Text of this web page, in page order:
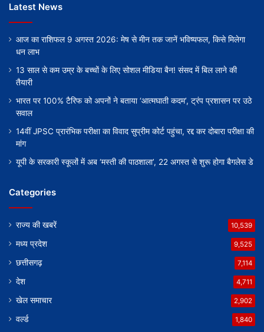
Latest News
आज का राशिफल 9 अगस्त 2026: मेष से मीन तक जानें भविष्यफल, किसे मिलेगा
धन लाभ
13 साल से कम उम्र के बच्चों के लिए सोशल मीडिया बैन! संसद में बिल लाने की
तैयारी
भारत पर 100% टैरिफ को अपनों ने बताया ‘आत्मघाती कदम’, ट्रंप प्रशासन पर उठे
सवाल
14वीं JPSC प्रारंभिक परीक्षा का विवाद सुप्रीम कोर्ट पहुंचा, रद्द कर दोबारा परीक्षा की
मांग
यूपी के सरकारी स्कूलों में अब ‘मस्ती की पाठशाला’, 22 अगस्त से शुरू होगा बैगलेस डे
Categories
राज्य की खबरें 10,539
मध्य प्रदेश 9,525
छत्तीसगढ़ 7,114
देश 4,711
खेल समाचार 2,902
वर्ल्ड 1,840